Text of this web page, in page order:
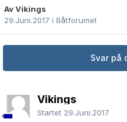
Av Vikings
29.Juni.2017 i Båtforumet
Svar på
Vikings
Startet 29.Juni.2017